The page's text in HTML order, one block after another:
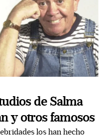
de Salma
y otros famosos
los han hecho